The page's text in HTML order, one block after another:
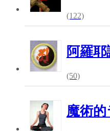
(122)
阿羅
(50)
魔術